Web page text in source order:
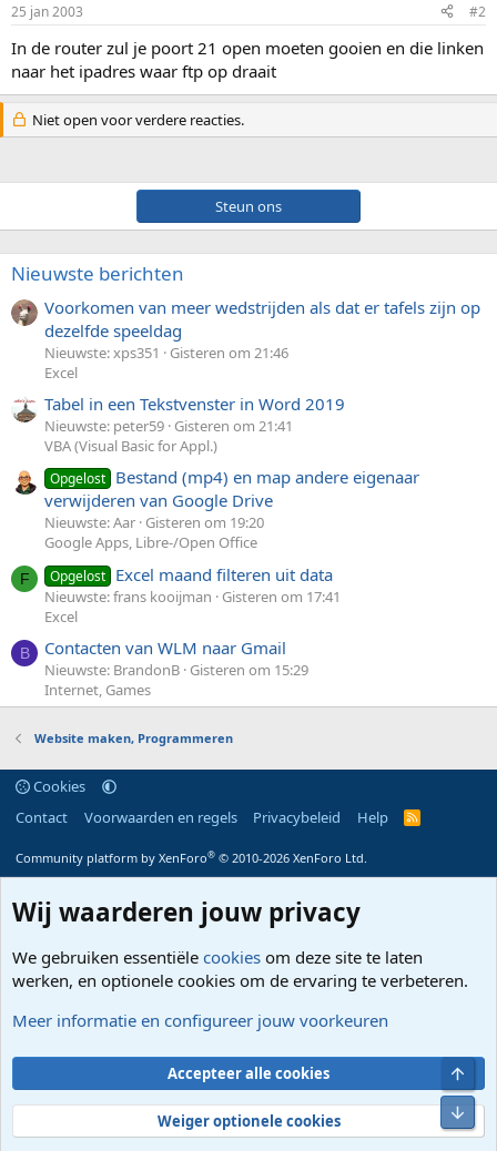
25 jan 2003 #2
In de router zul je poort 21 open moeten gooien en die linken
naar het ipadres waar ftp op draait
Niet open voor verdere reacties.
Steun ons
Nieuwste berichten
Voorkomen van meer wedstrijden als dat er tafels zijn op
dezelfde speeldag
Nieuwste: xps351
Gisteren om 21:46
Excel
Tabel in een Tekstvenster in Word 2019
Nieuwste: peter59 Gisteren om 21:41
VBA (Visual Basic for Appl.)
Opgelost Bestand (mp4) en map andere eigenaar
verwijderen van Google Drive
Nieuwste: Aar Gisteren om 19:20
Google Apps, Libre-/Open Office
F Opgelost Excel maand filteren uit data
Nieuwste: frans kooijman
Gisteren om 17:41
Excel
B Contacten van WLM naar Gmail
Nieuwste: BrandonB Gisteren om 15:29
Internet, Games
Website maken, Programmeren
Cookies
Contact
Voorwaarden en regels Privacybeleid Help
R
Community platform by XenForo® © 2010-2026 XenForo Ltd.
Wij waarderen jouw privacy
We gebruiken essentiële cookies om deze site te laten
werken, en optionele cookies om de ervaring te verbeteren.
Meer informatie en configureer jouw voorkeuren
Accepteer alle cookies
Weiger optionele cookies